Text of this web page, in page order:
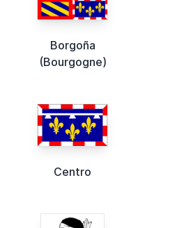
Borgoña
(Bourgogne)
Centro